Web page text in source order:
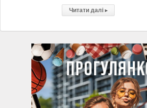
Читати далі ▸